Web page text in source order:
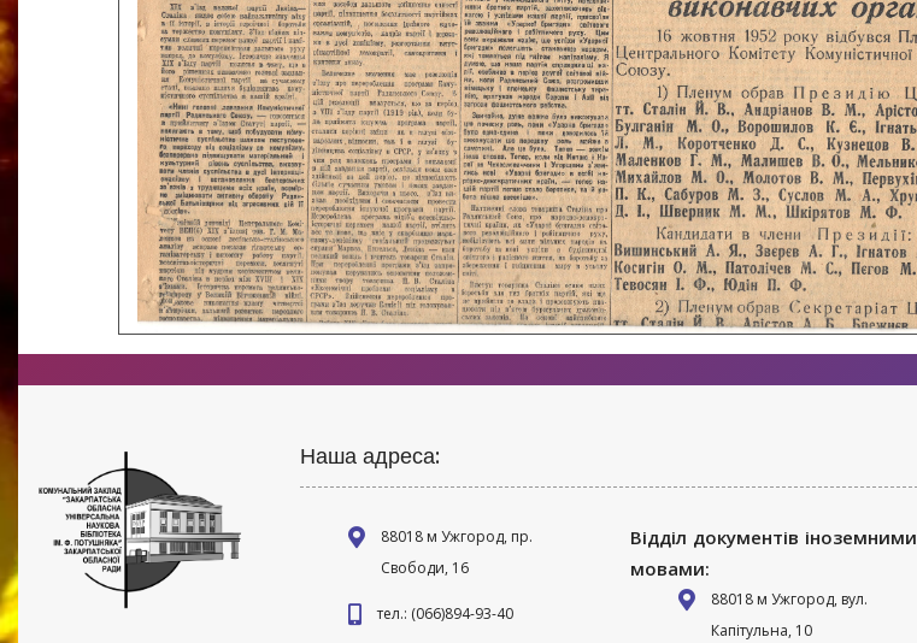
Наша адреса:
88018 м Ужгород, пр.
Свободи, 16
тел.: (066)894-93-40
Відділ документів іноземними
мовами:
88018 м Ужгород, вул.
Капітульна, 10